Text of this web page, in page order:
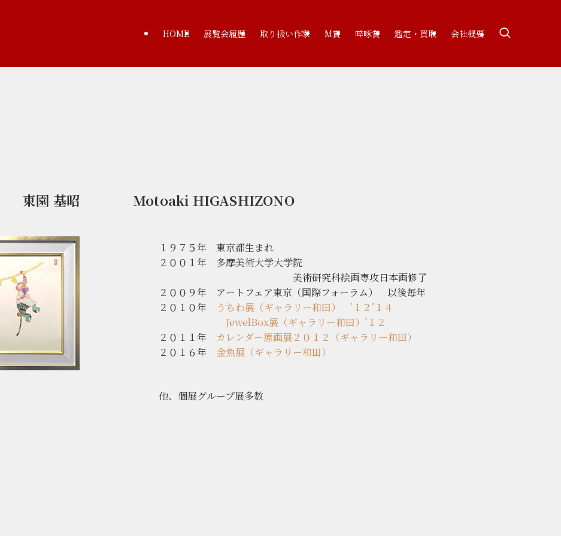
HOME 展覧会履歴 取り扱い作家 M賞 啐啄賞 鑑定・買取 会社概要
東園 基昭 Motoaki HIGASHIZONO
１９７５年 東京都生まれ
２００１年 多摩美術大学大学院
美術研究科絵画専攻日本画修了
２００９年 アートフェア東京（国際フォーラム） 以後毎年
２０１０年
うちわ展（ギャラリー和田） ’１２ ’１４
JewelBox展（ギャラリー和田） ’１２
２０１１年 カレンダー原画展２０１２（ギャラリー和田）
２０１６年 金魚展（ギャラリー和田）
他、個展グループ展多数